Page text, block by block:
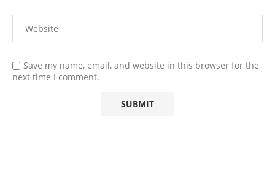
Save my name, email, and website in this browser for the
next time I comment.